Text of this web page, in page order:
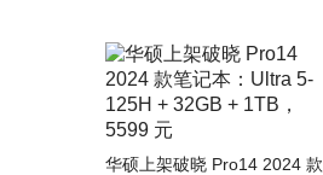
华硕上架破晓 Pro14 2024 款